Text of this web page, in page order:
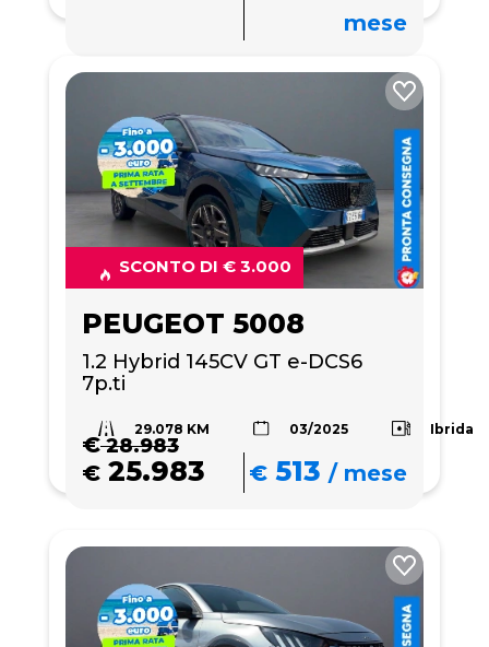
mese
SCONTO DI € 3.000
PEUGEOT 5008
1.2 Hybrid 145CV GT e-DCS6
7p.ti
29.078 KM 03/2025 Ibrida
€28.983
€ 25.983 € 513 /mese